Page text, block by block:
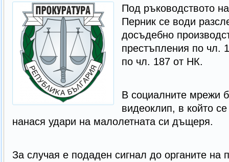
Под ръководството
Перник се води
досъдебно
престъпления по чл.
по чл. 187 от НК.
В социалните мрежи
видеоклип, в който
нанася удари на малолетната си дъщеря.
За случая е подаден сигнал до органите на